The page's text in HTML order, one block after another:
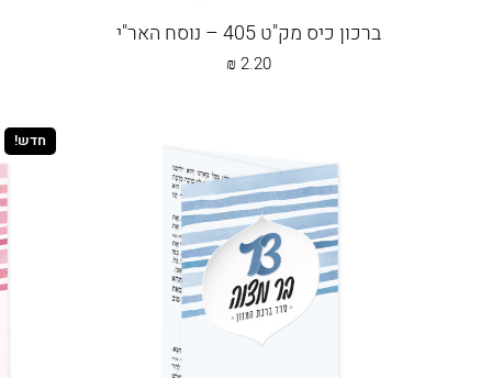
ברכון כיס מק"ט 405 – נוסח האר"י
2.20
₪
חדש!